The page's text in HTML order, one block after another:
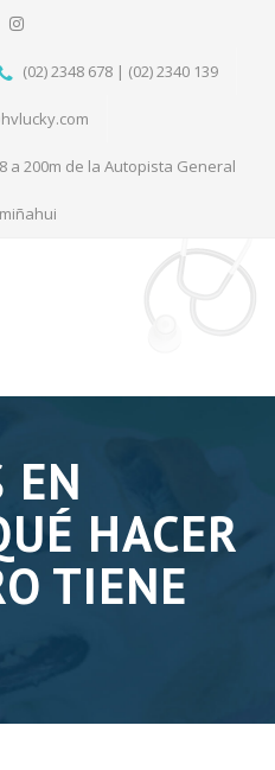
(02) 2348 678 | (02) 2340 139
a 200m de la Autopista General
EN
HACER
TIENE